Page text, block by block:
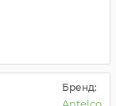
Бренд: